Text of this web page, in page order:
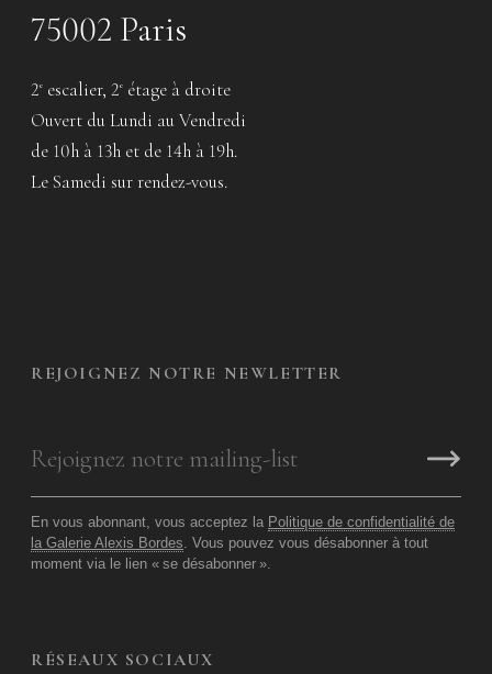
75002 Paris
2e escalier, 2e étage à droite
Ouvert du Lundi au Vendredi
de 10h à 13h et de 14h à 19h.
Le Samedi sur rendez-vous.
REJOIGNEZ NOTRE NEWLETTER
En vous abonnant, vous acceptez la Politique de confidentialité de
la Galerie Alexis Bordes. Vous pouvez vous désabonner à tout
moment via le lien « se désabonner ».
RÉSEAUX SOCIAUX